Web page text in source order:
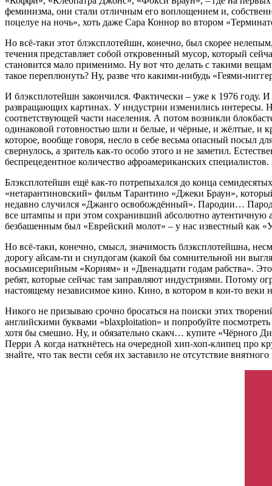
феминизма, они стали отличным его воплощением и,
поцелуе на ночь», хоть даже Сара Коннор во втором
Но всё-таки этот блэксплотейшн, конечно, был скорее
течения представляет собой откровенный мусор, который
становится мало применимо. Ну вот что делать с такими
такое переплюнуть? Ну, разве что какими-нибудь «Геями-
И блэксплотейшн закончился. Фактически – уже к 1976 году.
развращающих картинах. У индустрии изменились интересы.
соответствующей части населения. А потом возникли
одинаковой готовностью шли и белые, и чёрные, и жёлтые, и
которое, вообще говоря, несло в себе весьма опасный посыл
свернулось, а зритель как-то особо этого и не заметил.
беспрецедентное количество афроамериканских
Блэксплотейшн ещё как-то потрепыхался до конца
«нетарантиновский» фильм Тарантино «Джеки Браун»,
недавно случился «Джанго освобождённый». Пародии…
все штампы и при этом сохранивший абсолютно аутентичную
безбашенным был «Еврейский молот» – у нас известный как
Но всё-таки, конечно, смысл, значимость блэксплотейшна,
дорогу айсам-ти и снупдогам (какой бы сомнительной ни
восьмисерийным «Корням» и «Двенадцати годам рабства».
ребят, которые сейчас там заправляют индустриями. Потому
настоящему независимое кино. Кино, в котором в кои-то веки
Никого не призываю срочно бросаться на поиски этих
английскими буквами «blaxploitation» и попробуйте
хотя бы смешно. Ну, и обязательно скакч… купите «Чёрного
Перри А когда наткнётесь на очередной хип-хоп-клипец про
знайте, что так вести себя их заставило не отсутствие